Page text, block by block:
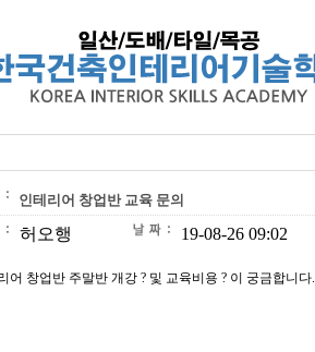
인테리어 창업반 교육 문의
허오행 19-08-26 09:02
어 창업반 주말반 개강 ? 및 교육비용 ? 이 궁금합니다.